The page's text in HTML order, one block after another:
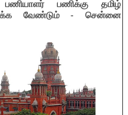
பணியாளர் பணிக்கு தமிழ்
வேண்டும் - சென்னை